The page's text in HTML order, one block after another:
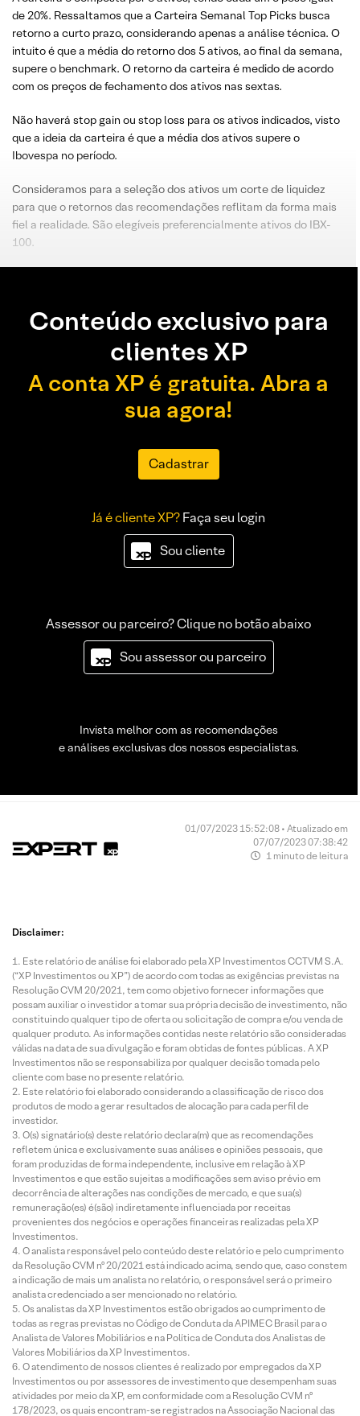
de 20%. Ressaltamos que a Carteira Semanal Top Picks busca
retorno a curto prazo, considerando apenas a análise técnica. O
intuito é que a média do retorno dos 5 ativos, ao final da semana,
supere o benchmark. O retorno da carteira é medido de acordo
com os preços de fechamento dos ativos nas sextas.
Não haverá stop gain ou stop loss para os ativos indicados, visto
que a ideia da carteira é que a média dos ativos supere o
Ibovespa no período.
Consideramos para a seleção dos ativos um corte de liquidez
para que o retornos das recomendações reflitam da forma mais
fiel a realidade. São elegíveis preferencialmente ativos do IBX-
100.
Conteúdo exclusivo para
clientes XP
A conta XP é gratuita. Abra a
sua agora!
Cadastrar
Já é cliente XP?Faça seu login
Sou cliente
Assessor ou parceiro? Clique no botão abaixo
Sou assessor ou parceiro
Invista melhor com as recomendações
e análises exclusivas dos nossos especialistas.
01/07/2023 15:52:08 • Atualizado em
07/07/2023 07:38:42
1 minuto de leitura
Disclaimer:
Este relatório de análise foi elaborado pela XP Investimentos CCTVM S.A.
(“XP Investimentos ou XP”) de acordo com todas as exigências previstas na
Resolução CVM 20/2021, tem como objetivo fornecer informações que
possam auxiliar o investidor a tomar sua própria decisão de investimento, não
constituindo qualquer tipo de oferta ou solicitação de compra e/ou venda de
qualquer produto. As informações contidas neste relatório são consideradas
válidas na data de sua divulgação e foram obtidas de fontes públicas. A XP
Investimentos não se responsabiliza por qualquer decisão tomada pelo
cliente com base no presente relatório.
Este relatório foi elaborado considerando a classificação de risco dos
produtos de modo a gerar resultados de alocação para cada perfil de
investidor.
O(s) signatário(s) deste relatório declara(m) que as recomendações
refletem única e exclusivamente suas análises e opiniões pessoais, que
foram produzidas de forma independente, inclusive em relação à XP
Investimentos e que estão sujeitas a modificações sem aviso prévio em
decorrência de alterações nas condições de mercado, e que sua(s)
remuneração(es) é(são) indiretamente influenciada por receitas
provenientes dos negócios e operações financeiras realizadas pela XP
Investimentos.
O analista responsável pelo conteúdo deste relatório e pelo cumprimento
da Resolução CVM nº 20/2021 está indicado acima, sendo que, caso constem
a indicação de mais um analista no relatório, o responsável será o primeiro
analista credenciado a ser mencionado no relatório.
Os analistas da XP Investimentos estão obrigados ao cumprimento de
todas as regras previstas no Código de Conduta da APIMEC Brasil para o
Analista de Valores Mobiliários e na Política de Conduta dos Analistas de
Valores Mobiliários da XP Investimentos.
O atendimento de nossos clientes é realizado por empregados da XP
Investimentos ou por assessores de investimento que desempenham suas
atividades por meio da XP, em conformidade com a Resolução CVM nº
178/2023, os quais encontram-se registrados na Associação Nacional das